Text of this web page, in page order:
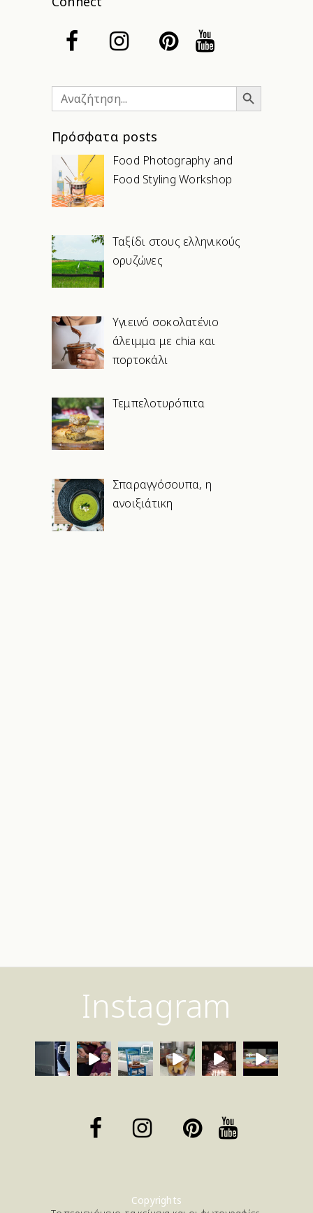
Search
for:
Search Button
Πρόσφατα posts
Food Photography and
Food Styling Workshop
Ταξίδι στους ελληνικούς
ορυζώνες
Υγιεινό σοκολατένιο
άλειμμα με chia και
πορτοκάλι
Τεμπελοτυρόπιτα
Σπαραγγόσουπα, η
ανοιξιάτικη
Instagram
Copyrights